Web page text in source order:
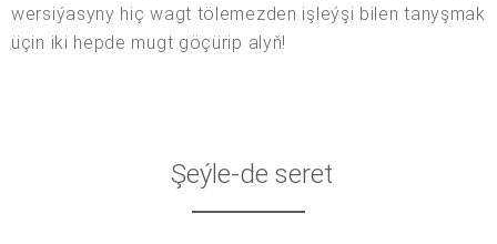
wersiýasyny hiç wagt tölemezden işleýşi bilen tanyşmak
üçin iki hepde mugt göçürip alyň!
Şeýle-de seret